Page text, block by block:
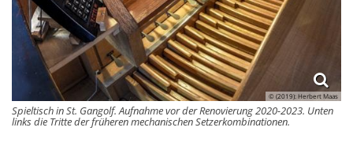
© (2019): Herbert Maas
Spieltisch in St. Gangolf. Aufnahme vor der Renovierung 2020-2023. Unten
links die Tritte der früheren mechanischen Setzerkombinationen.